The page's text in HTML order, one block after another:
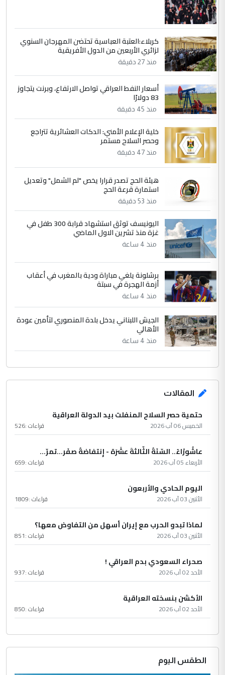
سردار
جنسية الرافد الثالث للعراق ومن اصول عريقة
ابا فرات ...
الموضوع : الجواهري يرد على صدام حسين سل
مضجعيك يابن الزنا (نص كامل)
سردار
التعليق : واحد من عصابة علي ماما يسقط
جنسية الرافد الثالث للعراق ومن اصول عريقة
ابا فرات ...
الموضوع :الجواهري يرد على صدام حسين سل
مضجعيك يابن الزنا (نص كامل)
كربلاء:العتبة العباسية تحتضن المهرجان السنوي
لزائري الأربعين من الدول الأفريقية
منذ 27 دقيقة
أسعار النفط العراقي تواصل الارتفاع، وبرنت يتجاوز
83 دولارًا
منذ 45 دقيقة
خلية الإعلام الأمني: الدكات العشائرية تتراجع
وحصر السلاح مستمر
منذ 47 دقيقة
هيئة الحج تصدر قرارا يخص "لم الشمل" وتعديل
استمارة قرعة الحج
منذ 53 دقيقة
اليونيسف توثق استشهاد قرابة 300 طفل في
غزة منذ تشرين الاول الماضي
منذ 4 ساعة
برشلونة يلغي مباراة ودية بالمغرب في أعقاب
أزمة الهجرة في سبتة
منذ 4 ساعة
الجيش اللبناني يدخل بلدة المنصوري لتأمين عودة
الأهالي
منذ 4 ساعة
المقالات
حتمية حصر السلاح المنفلت بيد الدولة العراقية
الخميس 06 آب 2026 قراءات :526
عاشُورْاءُ.. السّنَةُ الثّالثةَ عشَرَة - إِنتفاضةُ صفَر…تمرّ...
الأربعاء 05 آب 2026 قراءات :659
اليوم الحادي والأربعون
الأثنين 03 آب 2026 قراءات :1809
لماذا تبدو الحرب مع إيران أسهل من التفاوض معها؟
الأثنين 03 آب 2026 قراءات :851
صحراء السعودي بدم العراقي !
الأحد 02 آب 2026 قراءات :937
الأكشن بنسخته العراقية
الأحد 02 آب 2026 قراءات :850
الطقس اليوم